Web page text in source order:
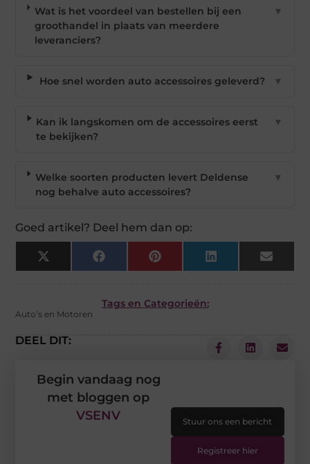
Wat is het voordeel van bestellen bij een
groothandel in plaats van meerdere
leveranciers?
▼
Hoe snel worden auto accessoires geleverd? ▼
Kan ik langskomen om de accessoires eerst
te bekijken?
▼
Welke soorten producten levert Deldense
nog behalve auto accessoires?
▼
Goed artikel? Deel hem dan op:
X
(Twitter)
Facebook Pinterest LinkedIn Email
Tags en Categorieën:
Auto’s en Motoren
DEEL DIT:
Begin vandaag nog
met bloggen op
VSENV
Stuur ons een bericht
Registreer hier